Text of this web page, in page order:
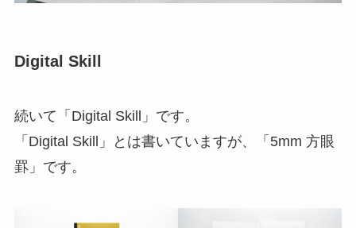
Digital Skill
続いて「Digital Skill」です。
「Digital Skill」とは書いていますが、「5mm 方眼
罫」です。